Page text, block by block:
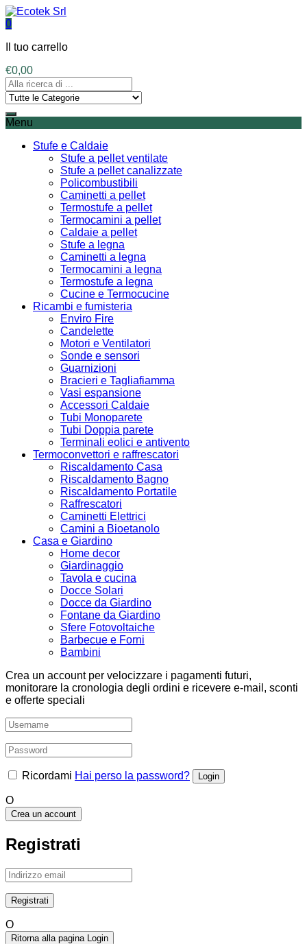
0
Il tuo carrello
€0,00
Menu
Stufe e Caldaie
Stufe a pellet ventilate
Stufe a pellet canalizzate
Policombustibili
Caminetti a pellet
Termostufe a pellet
Termocamini a pellet
Caldaie a pellet
Stufe a legna
Caminetti a legna
Termocamini a legna
Termostufe a legna
Cucine e Termocucine
Ricambi e fumisteria
Enviro Fire
Candelette
Motori e Ventilatori
Sonde e sensori
Guarnizioni
Bracieri e Tagliafiamma
Vasi espansione
Accessori Caldaie
Tubi Monoparete
Tubi Doppia parete
Terminali eolici e antivento
Termoconvettori e raffrescatori
Riscaldamento Casa
Riscaldamento Bagno
Riscaldamento Portatile
Raffrescatori
Caminetti Elettrici
Camini a Bioetanolo
Casa e Giardino
Home decor
Giardinaggio
Tavola e cucina
Docce Solari
Docce da Giardino
Fontane da Giardino
Sfere Fotovoltaiche
Barbecue e Forni
Bambini
Crea un account per velocizzare i pagamenti futuri,
monitorare la cronologia degli ordini e ricevere e-mail, sconti
e offerte speciali
Ricordami Hai perso la password?
O
Crea un account
Registrati
O
Ritorna alla pagina Login